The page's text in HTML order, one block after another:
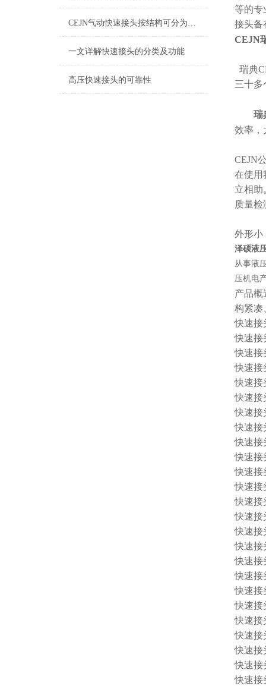
CEJN气动快速接头按结构可分为哪几种类型呢？
一文详解快速接头的分类及功能
高压快速接头的可靠性
等的专
接头备
CEJN
瑞典
三十
瑞
效率，
CEJN
在使用
立相助
质量
外形小
泽硕液
从事液
压机电
产品概
构紧凑
快速接
快速接
快速接
快速接
快速接
快速接
快速接
快速接
快速接
快速接
快速接
快速接
快速接
快速接
快速接
快速接
快速接
快速接
快速接
快速接
快速接
快速接
快速接
快速接
快速接